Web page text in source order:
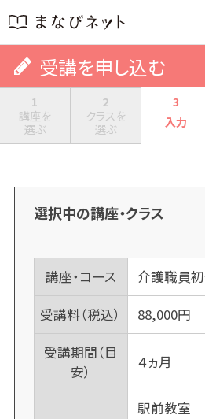
受講を申し込む
1
講座を
選ぶ
2
クラスを
選ぶ
3
入力
選択中の講座・クラス
講座・コース
介護職員
受講料（税込）
88,000円
受講期間（目
安）
４ヵ月
駅前教室